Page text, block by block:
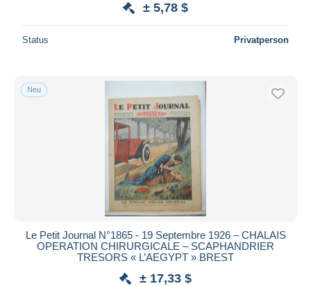
± 5,78 $
Status Privatperson
Neu
Le Petit Journal N°1865 - 19 Septembre 1926 – CHALAIS
OPERATION CHIRURGICALE – SCAPHANDRIER
TRESORS « L’AEGYPT » BREST
± 17,33 $